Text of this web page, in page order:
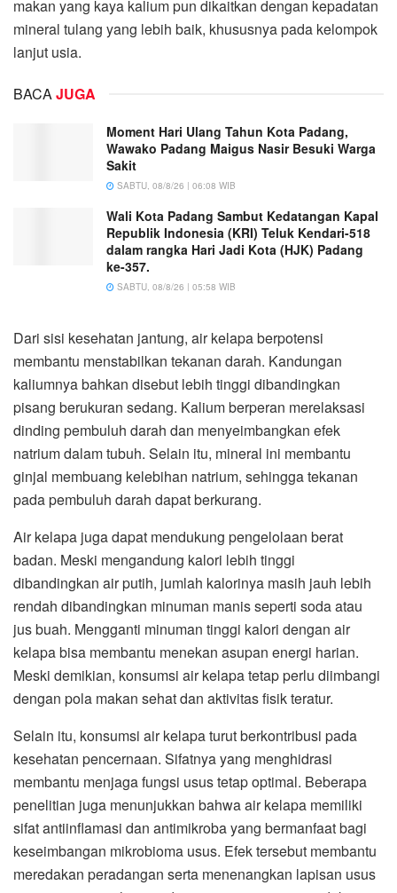
makan yang kaya kalium pun dikaitkan dengan kepadatan
mineral tulang yang lebih baik, khususnya pada kelompok
lanjut usia.
BACAJUGA
Moment Hari Ulang Tahun Kota Padang,
Wawako Padang Maigus Nasir Besuki Warga
Sakit
SABTU, 08/8/26 | 06:08 WIB
Wali Kota Padang Sambut Kedatangan Kapal
Republik Indonesia (KRI) Teluk Kendari-518
dalam rangka Hari Jadi Kota (HJK) Padang
ke-357.
SABTU, 08/8/26 | 05:58 WIB
Dari sisi kesehatan jantung, air kelapa berpotensi
membantu menstabilkan tekanan darah. Kandungan
kaliumnya bahkan disebut lebih tinggi dibandingkan
pisang berukuran sedang. Kalium berperan merelaksasi
dinding pembuluh darah dan menyeimbangkan efek
natrium dalam tubuh. Selain itu, mineral ini membantu
ginjal membuang kelebihan natrium, sehingga tekanan
pada pembuluh darah dapat berkurang.
Air kelapa juga dapat mendukung pengelolaan berat
badan. Meski mengandung kalori lebih tinggi
dibandingkan air putih, jumlah kalorinya masih jauh lebih
rendah dibandingkan minuman manis seperti soda atau
jus buah. Mengganti minuman tinggi kalori dengan air
kelapa bisa membantu menekan asupan energi harian.
Meski demikian, konsumsi air kelapa tetap perlu diimbangi
dengan pola makan sehat dan aktivitas fisik teratur.
Selain itu, konsumsi air kelapa turut berkontribusi pada
kesehatan pencernaan. Sifatnya yang menghidrasi
membantu menjaga fungsi usus tetap optimal. Beberapa
penelitian juga menunjukkan bahwa air kelapa memiliki
sifat antiinflamasi dan antimikroba yang bermanfaat bagi
keseimbangan mikrobioma usus. Efek tersebut membantu
meredakan peradangan serta menenangkan lapisan usus